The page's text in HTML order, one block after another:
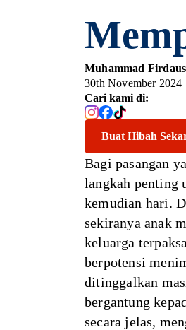
Muhammad
30th November 2024
Cari kami di:
Buat Hibah
Bagi pasangan
langkah penting
kemudian hari.
sekiranya anak
keluarga
berpotensi
ditinggalkan
bergantung
secara jelas,